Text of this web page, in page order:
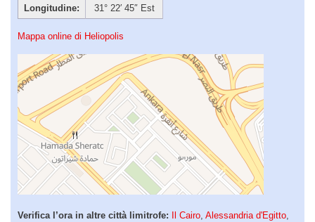
Longitudine:
31° 22′ 45″ Est
Mappa online di Heliopolis
Verifica l’ora in altre città limitrofe: Il Cairo Alessandria d'Egitto